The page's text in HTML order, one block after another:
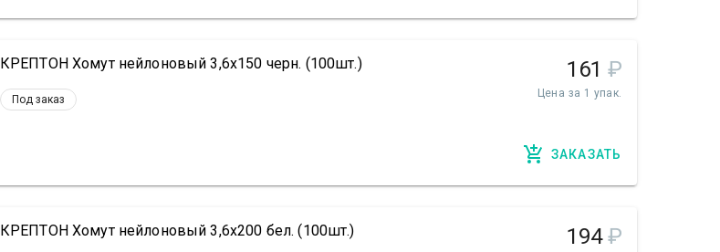
КРЕПТОН Хомут нейлоновый 3,6х150 черн. (100шт.)
Под заказ
161 ₽
Цена за 1 упак.
ЗАКАЗАТЬ
КРЕПТОН Хомут нейлоновый 3,6х200 бел. (100шт.) 194 ₽